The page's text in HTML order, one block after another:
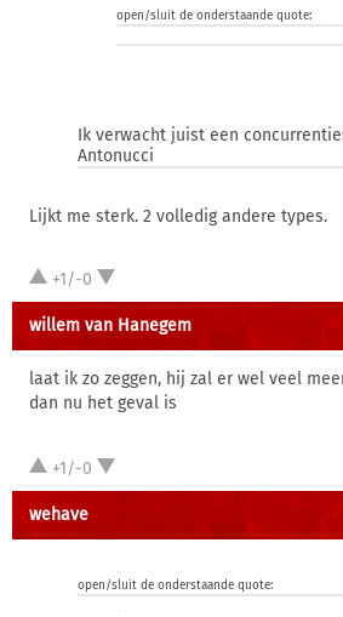
open/sluit de onderstaande quote:
Ik verwacht juist een
Antonucci
Lijkt me sterk. 2 volledig andere types.
+1/-0
willem van Hanegem
laat ik zo zeggen, hij zal er wel veel
dan nu het geval is
+1/-0
wehave
open/sluit de onderstaande quote: